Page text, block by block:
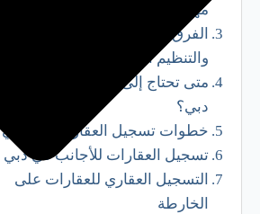
مهمًا؟
الفرق بين قانون التسجيل العقاري
والتنظيم العقاري في دبي
متى تحتاج إلى تسجيل العقار في
دبي؟
خطوات تسجيل العقارات في دبي
تسجيل العقارات للأجانب في دبي
التسجيل العقاري للعقارات على
الخارطة